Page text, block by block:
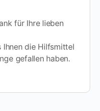
für Ihre lieben
Ihnen die Hilfsmittel
gefallen haben.